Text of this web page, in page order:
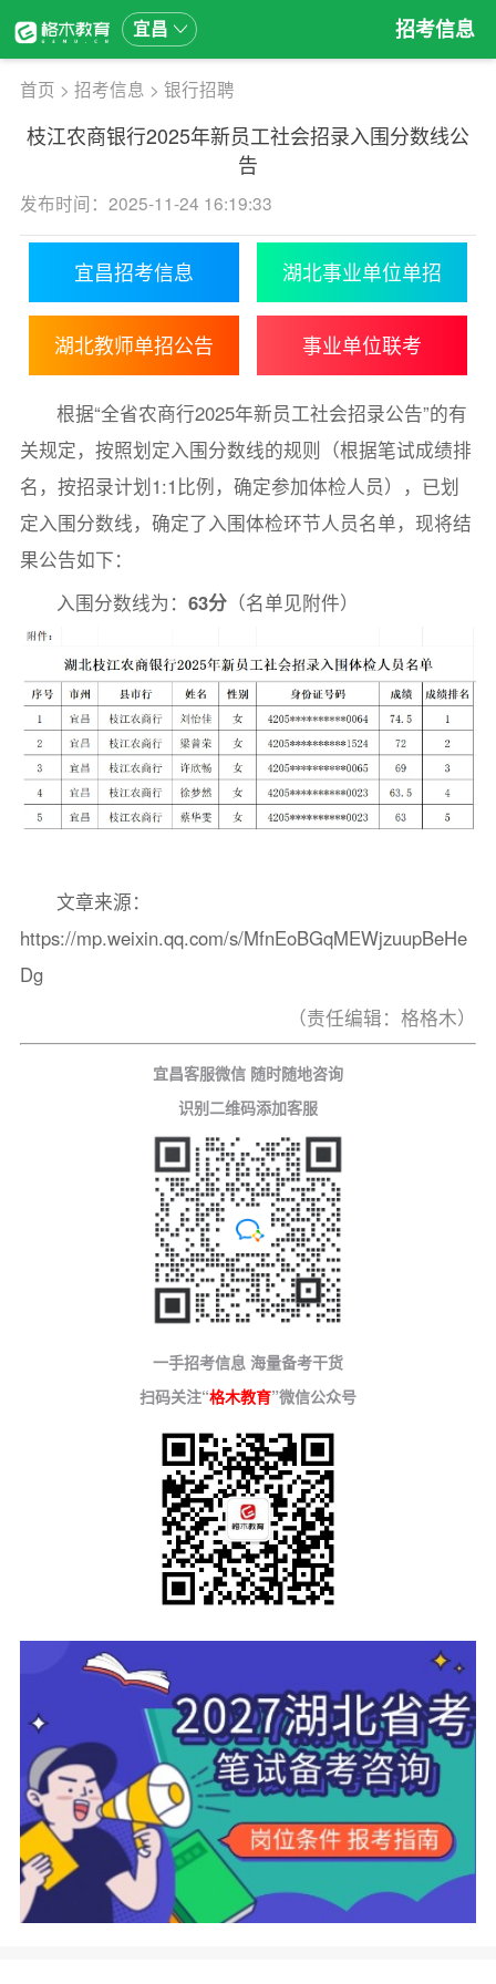
宜昌 招考信息
首页 > 招考信息 > 银行招聘
枝江农商银行2025年新员工社会招录入围分数线公
告
发布时间：2025-11-24 16:19:33
宜昌招考信息 湖北事业单位单招
湖北教师单招公告 事业单位联考
根据“全省农商行2025年新员工社会招录公告”的有
关规定，按照划定入围分数线的规则（根据笔试成绩排
名，按招录计划1:1比例，确定参加体检人员），已划
定入围分数线，确定了入围体检环节人员名单，现将结
果公告如下：
入围分数线为：63分 （名单见附件）
文章来源：
https://mp.weixin.qq.com/s/MfnEoBGqMEWjzuupBeHe
Dg
（责任编辑：格格木）
宜昌客服微信 随时随地咨询
识别二维码添加客服
一手招考信息 海量备考干货
扫码关注“格木教育”微信公众号